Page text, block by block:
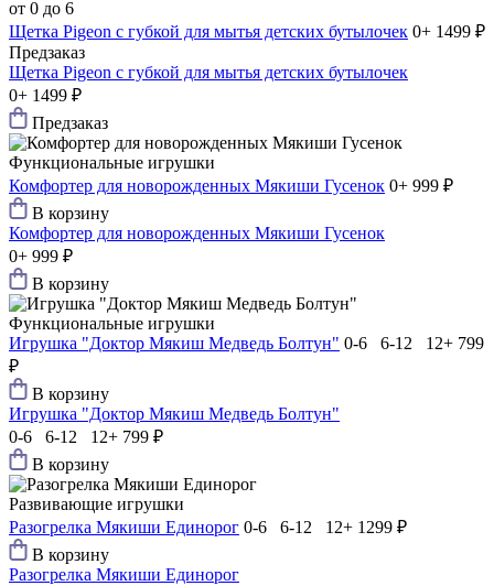
от 0 до 6
Щетка Pigeon с губкой для мытья детских бутылочек 0+ 1499 ₽
Предзаказ
Щетка Pigeon с губкой для мытья детских бутылочек
0+ 1499 ₽
Предзаказ
Функциональные игрушки
Комфортер для новорожденных Мякиши Гусенок 0+ 999 ₽
В корзину
Комфортер для новорожденных Мякиши Гусенок
0+ 999 ₽
В корзину
Функциональные игрушки
Игрушка "Доктор Мякиш Медведь Болтун" 0-6 6-12 12+ 799
₽
В корзину
Игрушка "Доктор Мякиш Медведь Болтун"
0-6 6-12 12+ 799 ₽
В корзину
Развивающие игрушки
Разогрелка Мякиши Единорог 0-6 6-12 12+ 1299 ₽
В корзину
Разогрелка Мякиши Единорог